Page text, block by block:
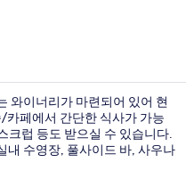
와이너리가 마련되어 있어 현
카페에서 간단한 식사가 가능
크럽 등도 받으실 수 있습니다.
내 수영장, 풀사이드 바, 사우나